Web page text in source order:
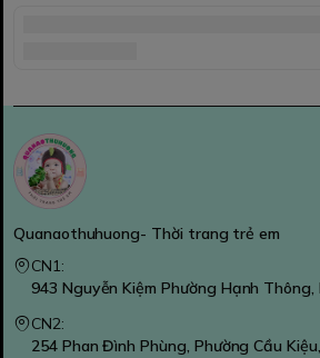
Quanaothuhuong- Thời trang trẻ em
CN1:
943 Nguyễn Kiệm Phường Hạnh Thông,
CN2:
254 Phan Đình Phùng, Phường Cầu